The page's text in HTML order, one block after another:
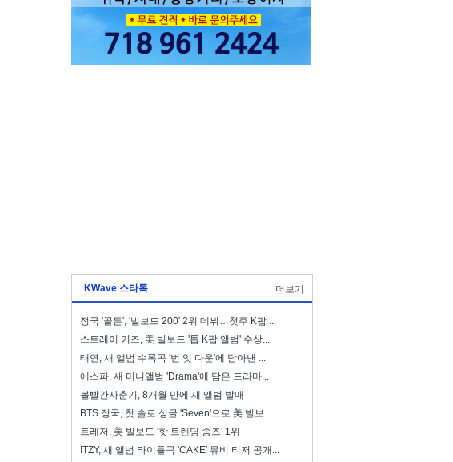
KWave 스타톡 더보기
정국 '골든', '빌보드 200' 2위 데뷔…첫주 K팝 ...
스트레이 키즈, 美 빌보드 '톱 K팝 앨범' 수상...
태연, 새 앨범 수록곡 '번 잇 다운'에 담아낸 ...
에스파, 새 미니앨범 'Drama'에 담은 드라마...
볼빨간사춘기, 8개월 만에 새 앨범 발매
BTS 정국, 첫 솔로 싱글 'Seven'으로 美 빌보...
트레저, 美 빌보드 '핫 트렌딩 송즈' 1위
ITZY, 새 앨범 타이틀곡 'CAKE' 뮤비 티저 공개...